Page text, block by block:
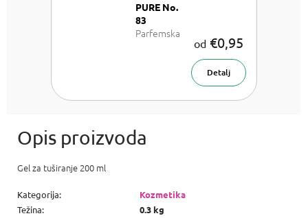
PURE No.
83
Parfemska
od €0,95
Detalj
Gel za tuširanje 200 ml
Kategorija:
Kozmetika
Težina:
0.3 kg